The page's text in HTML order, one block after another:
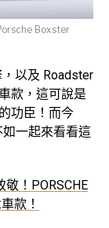
Boxster
以及 Roadster
款，這可說是
功臣！而今
一起來看看這
敬！PORSCHE
款！